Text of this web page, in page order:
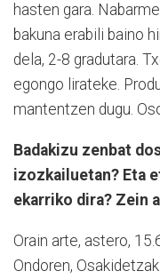
hasten gara.
bakuna erabili baino
dela, 2-8 gradutara.
egongo lirateke.
mantentzen dugu.
Badakizu zenbat
izozkailuetan? Eta
ekarriko dira? Zein
Orain arte, astero,
Ondoren,